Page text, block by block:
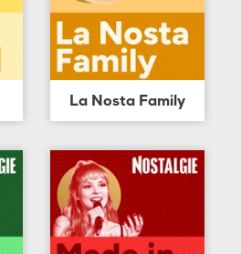
La Nosta Family